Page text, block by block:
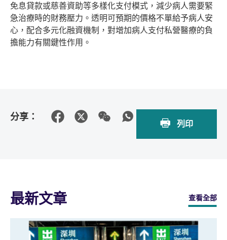
免息貸款或慈善資助等多樣化支付模式，減少病人需要緊
急治療時的財務壓力。透明可預期的價格不單給予病人安
心，配合多元化融資機制，對增加病人支付私營醫療的負
擔能力有關鍵性作用。
分享：
列印
最新文章 查看全部